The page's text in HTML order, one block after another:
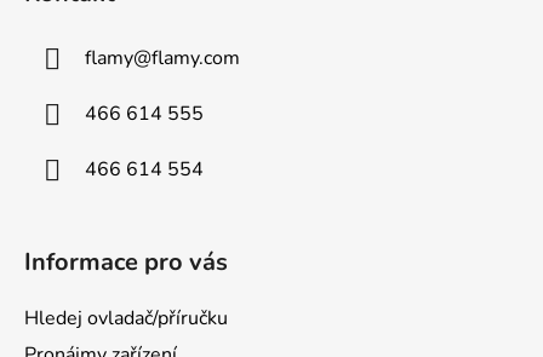
flamy@flamy.com
466 614 555
466 614 554
Informace pro vás
Hledej ovladač/příručku